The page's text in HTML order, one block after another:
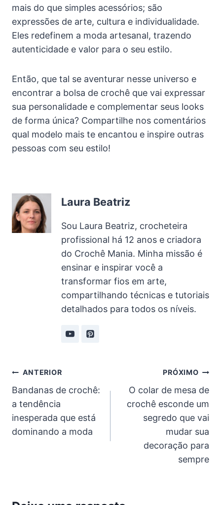
mais do que simples acessórios; são
expressões de arte, cultura e individualidade.
Eles redefinem a moda artesanal, trazendo
autenticidade e valor para o seu estilo.
Então, que tal se aventurar nesse universo e
encontrar a bolsa de crochê que vai expressar
sua personalidade e complementar seus looks
de forma única? Compartilhe nos comentários
qual modelo mais te encantou e inspire outras
pessoas com seu estilo!
Laura Beatriz
Sou Laura Beatriz, crocheteira
profissional há 12 anos e criadora
do Crochê Mania. Minha missão é
ensinar e inspirar você a
transformar fios em arte,
compartilhando técnicas e tutoriais
detalhados para todos os níveis.
Navegação
de
Post
ANTERIOR
Bandanas de crochê:
a tendência
inesperada que está
dominando a moda
PRÓXIMO
O colar de mesa de
crochê esconde um
segredo que vai
mudar sua
decoração para
sempre